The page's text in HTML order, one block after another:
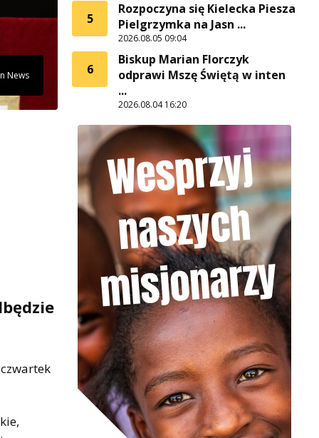
News
5
Rozpoczyna się Kielecka Piesza
Pielgrzymka na Jasn ...
2026.08.05 09:04
6
Biskup Marian Florczyk
odprawi Mszę Świętą w inten
...
2026.08.04 16:20